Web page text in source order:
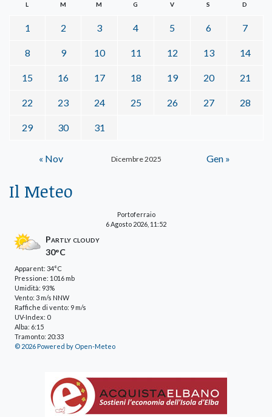
Dicembre 2025
L M M G V S D
1 2 3 4 5 6 7
8 9 10 11 12 13 14
15 16 17 18 19 20 21
22 23 24 25 26 27 28
29 30 31
« Nov Gen »
Il Meteo
Portoferraio
6 Agosto 2026, 11:52
Partly cloudy
30°C
Apparent: 34°C
Pressione: 1016 mb
Umidità: 93%
Vento: 3 m/s NNW
Raffiche di vento: 9 m/s
UV-Index: 0
Alba: 6:15
Tramonto: 20:33
© 2026 Powered by Open-Meteo